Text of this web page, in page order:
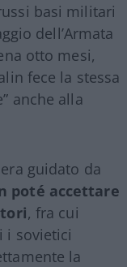
basi militari
dell’Armata
otto mesi,
fece la stessa
anche alla
guidato da
poté accettare
, fra cui
i sovietici
la